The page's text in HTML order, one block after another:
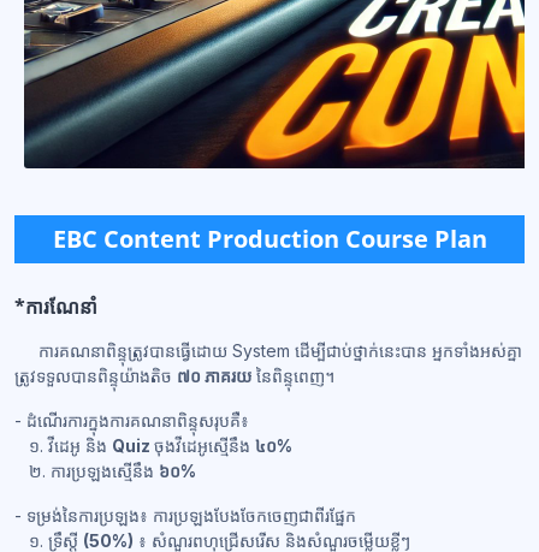
EBC Content Production Course Plan
*ការណែនាំ
ការគណនាពិន្ទុត្រូវបានធ្វើដោយ System ដើម្បីជាប់ថ្នាក់នេះបាន អ្នកទាំងអស់គ្នា
ត្រូវទទួលបានពិន្ទុយ៉ាងតិច ៧០ ភាគរយ នៃពិន្ទុពេញ។
- ដំណើរការក្នុងការគណនាពិន្ទុសរុបគឺ៖
១. វីដេអូ និង Quiz ចុងវីដេអូស្មើនឹង ៤០%
២. ការប្រឡងស្មើនឹង ៦០%
- ទម្រង់នៃការប្រឡង៖ ការប្រឡងបែងចែកចេញជាពីរផ្នែក
១. ទ្រឹស្ដី (50%) ៖ សំណួរពហុជ្រើសរើស និងសំណួរចម្លើយខ្លីៗ